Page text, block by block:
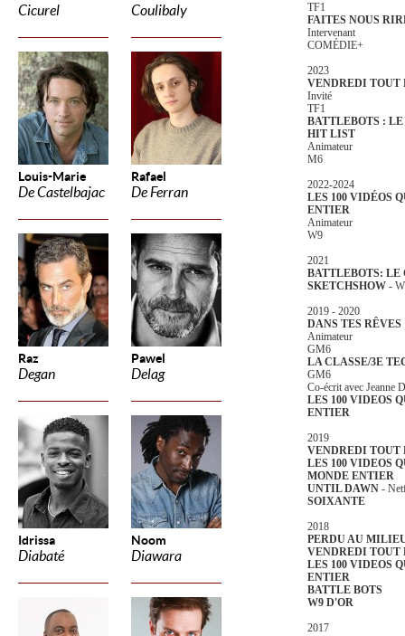
Cicurel Coulibaly
Louis-Marie
De Castelbajac
Rafael
De Ferran
Raz
Degan
Pawel
Delag
Idrissa
Diabaté
Noom
Diawara
TF1
FAITES NOUS
Intervenant
COMÉDIE+
2023
VENDREDI TOUT
Invité
TF1
BATTLEBOTS : LE
HIT LIST
Animateur
M6
2022-2024
LES 100 VIDÉOS
ENTIER
Animateur
W9
2021
BATTLEBOTS: LE
SKETCHSHOW -
2019 - 2020
DANS TES RÊVES
Animateur
GM6
LA CLASSE/3E
GM6
Co-écrit avec Jeanne
LES 100 VIDEOS
ENTIER
2019
VENDREDI TOUT
LES 100 VIDEOS
MONDE ENTIER
UNTIL DAWN -
SOIXANTE
2018
PERDU AU
VENDREDI TOUT
LES 100 VIDEOS
ENTIER
BATTLE BOTS
W9 D'OR
2017